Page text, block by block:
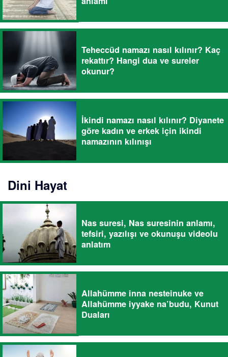
Teheccüd namazı nasıl kılınır? Kaç
rekattır? Hangi dua ve sureler
okunur?
İkindi namazı nasıl kılınır? Diyanete
göre kadın ve erkek için ikindi
namazının kılınışı
Dini Hayat
Nas suresi, Nas suresinin anlamı,
tefsiri, yazılışı ve okunuşu videolu
anlatım
Allahümme inna nesteinuke ve
Allahümme iyyake na’budu, Kunut
Duaları